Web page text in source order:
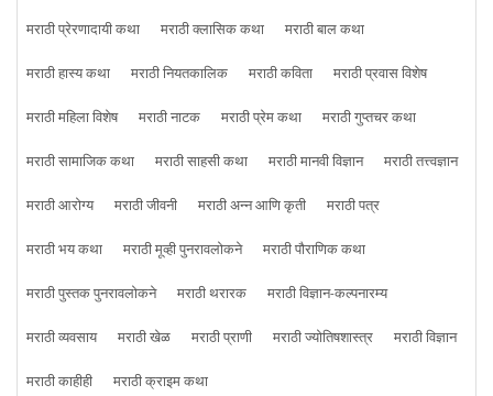
मराठी प्रेरणादायी कथा
मराठी क्लासिक कथा
मराठी बाल कथा
मराठी हास्य कथा
मराठी नियतकालिक मराठी कविता
मराठी प्रवास विशेष
मराठी महिला विशेष
मराठी नाटक मराठी प्रेम कथा
मराठी गुप्तचर कथा
मराठी सामाजिक कथा
मराठी साहसी कथा मराठी मानवी विज्ञान
मराठी तत्त्वज्ञान
मराठी आरोग्य
मराठी जीवनी मराठी अन्न आणि कृती
मराठी पत्र
मराठी भय कथा
मराठी मूव्ही पुनरावलोकने
मराठी पौराणिक कथा
मराठी पुस्तक पुनरावलोकने
मराठी थरारक
मराठी विज्ञान-कल्पनारम्य
मराठी व्यवसाय
मराठी खेळ मराठी प्राणी मराठी ज्योतिषशास्त्र
मराठी विज्ञान
मराठी काहीही
मराठी क्राइम कथा